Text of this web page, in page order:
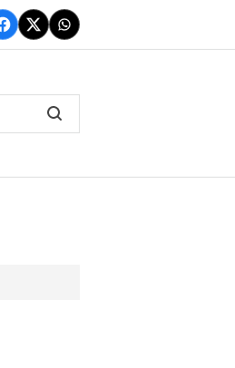
Facebook
TwitterWhatsApp